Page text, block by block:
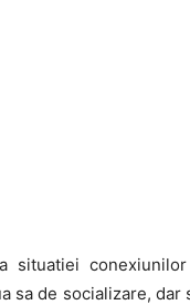
situatiei
sa de socializare,